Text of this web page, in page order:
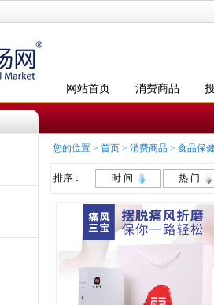
网站首页 消费商品
您的位置 > 首页 > 消费商品 > 食品保
排序： 时 间 热 门